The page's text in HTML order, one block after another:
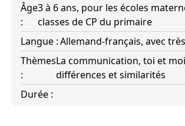
Âge
:
3 à 6 ans, pour les écoles
classes de CP du primaire
Langue :Allemand-français, avec
Thèmes
:
La communication, toi et
différences et similarités
Durée :